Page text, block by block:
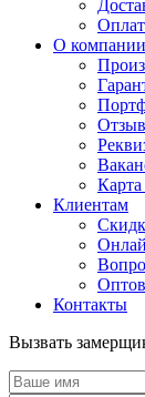
О компании
Карта
Клиентам
Контакты
Вызвать